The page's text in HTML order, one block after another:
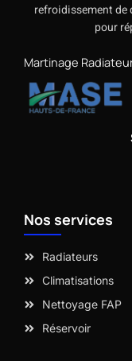
refroidissement de
pour
Martinage
Nos services
Radiateurs
Climatisations
Nettoyage FAP
Réservoir